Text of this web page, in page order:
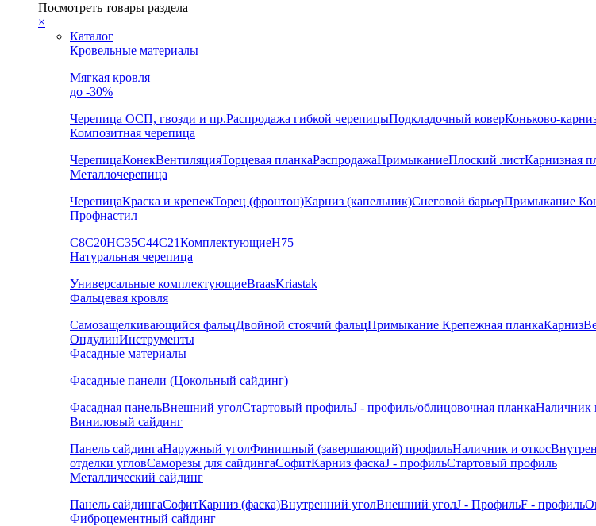
Посмотреть товары раздела
×
Каталог
Кровельные материалы
Мягкая кровля
до -30%
Черепица ОСП, гвозди и пр.Распродажа гибкой черепицыПодкладочный коверКоньково-
Композитная черепица
ЧерепицаКонекВентиляцияТорцевая планкаРаспродажаПримыканиеПлоский листКарнизная
Металлочерепица
ЧерепицаКраска и крепежТорец (фронтон)Карниз (капельник)Снеговой барьерПримыкание
Профнастил
С8С20НС35С44С21КомплектующиеН75
Натуральная черепица
Универсальные комплектующиеBraasKriastak
Фальцевая кровля
Самозащелкивающийся фальцДвойной стоячий фальцПримыкание Крепежная планкаКарниз
ОндулинИнструменты
Фасадные материалы
Фасадные панели (Цокольный сайдинг)
Фасадная панельВнешний уголСтартовый профильJ - профиль/облицовочная планкаНаличник
Виниловый сайдинг
Панель сайдингаНаружный уголФинишный (завершающий) профильНаличник и откос
отделки угловСаморезы для сайдингаСофитКарниз фаскаJ - профильСтартовый профиль
Металлический сайдинг
Панель сайдингаСофитКарниз (фаска)Внутренний уголВнешний уголJ - ПрофильF - профиль
Фиброцементный сайдинг